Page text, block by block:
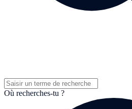
Où recherches-tu ?